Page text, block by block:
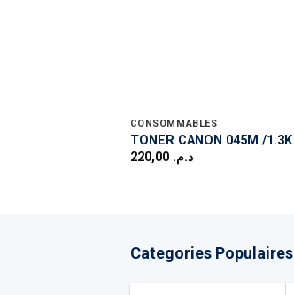
CONSOMMABLES
TONER CANON 045M /1.3K
د.م. 220,00
Categories Populaires